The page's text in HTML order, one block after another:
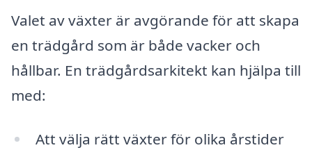
Valet av växter är avgörande för att skapa
en trädgård som är både vacker och
hållbar. En trädgårdsarkitekt kan hjälpa till
med:
Att välja rätt växter för olika årstider